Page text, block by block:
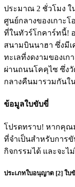
ประมาณ 2 ชั่วโมง ใ
ศูนย์กลางของเกาะ
ที่ในทัวร์โกคาร์ทนี้!
สนามบินนาฮา ซึ่งมีเ
ทะเลที่งดงามของเ
ผ่านถนนโคคุไซ ซึ่ง
กลางคืนมารวมกันใ
ข้อมูลใบขับขี่
โปรดทราบ! หากคุณ
ที่จำเป็นสำหรับการ
กิจกรรมได้ และจะไ
ประเภทใบอนุญาต [2] ใ